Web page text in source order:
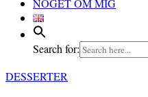
NOGET OM MIG
Search for:
DESSERTER